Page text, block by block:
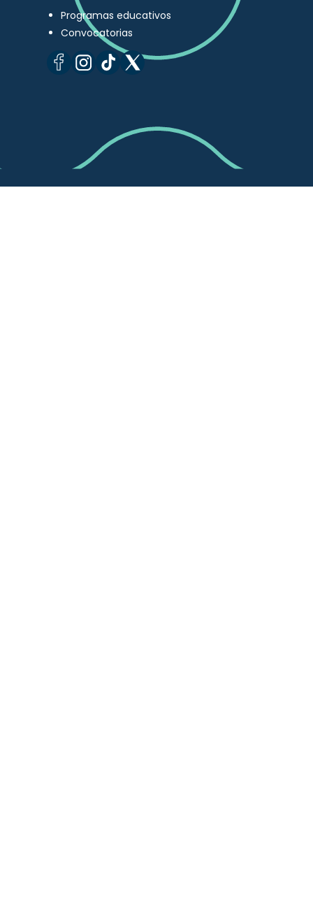
Programas educativos
Convocatorias